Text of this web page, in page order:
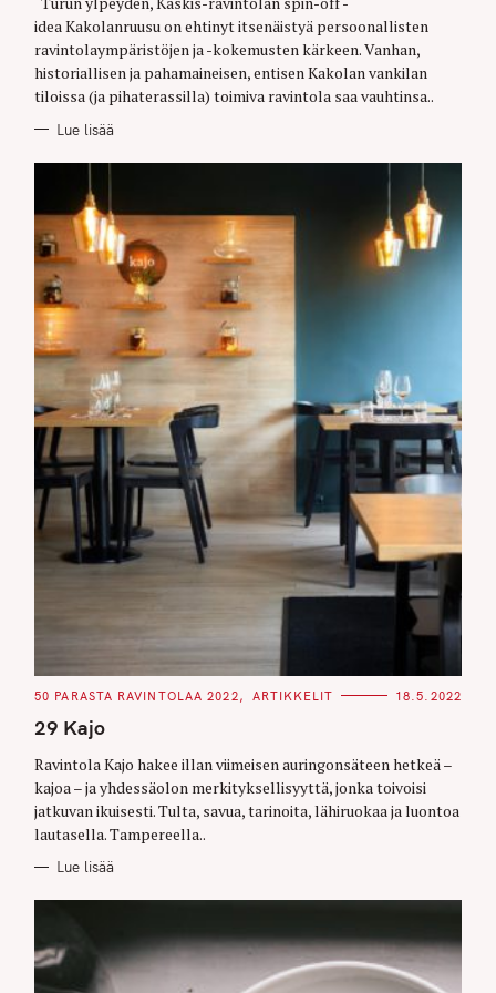
I
S
idea Kakolanruusu on ehtinyt itsenäistyä persoonallisten
ravintolaympäristöjen ja -kokemusten kärkeen. Vanhan,
historiallisen ja pahamaineisen, entisen Kakolan vankilan
tiloissa (ja pihaterassilla) toimiva ravintola saa vauhtinsa..
Lue lisää
C
T
E
O
R
I
S
50 PARASTA RAVINTOLAA 2022 ARTIKKELIT 18.5.2022
29 Kajo
Ravintola Kajo hakee illan viimeisen auringonsäteen hetkeä –
kajoa – ja yhdessäolon merkityksellisyyttä, jonka toivoisi
jatkuvan ikuisesti. Tulta, savua, tarinoita, lähiruokaa ja luontoa
lautasella. Tampereella..
Lue lisää